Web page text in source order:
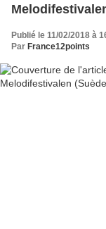
Publié le 11/02/2018 à
Par France12points